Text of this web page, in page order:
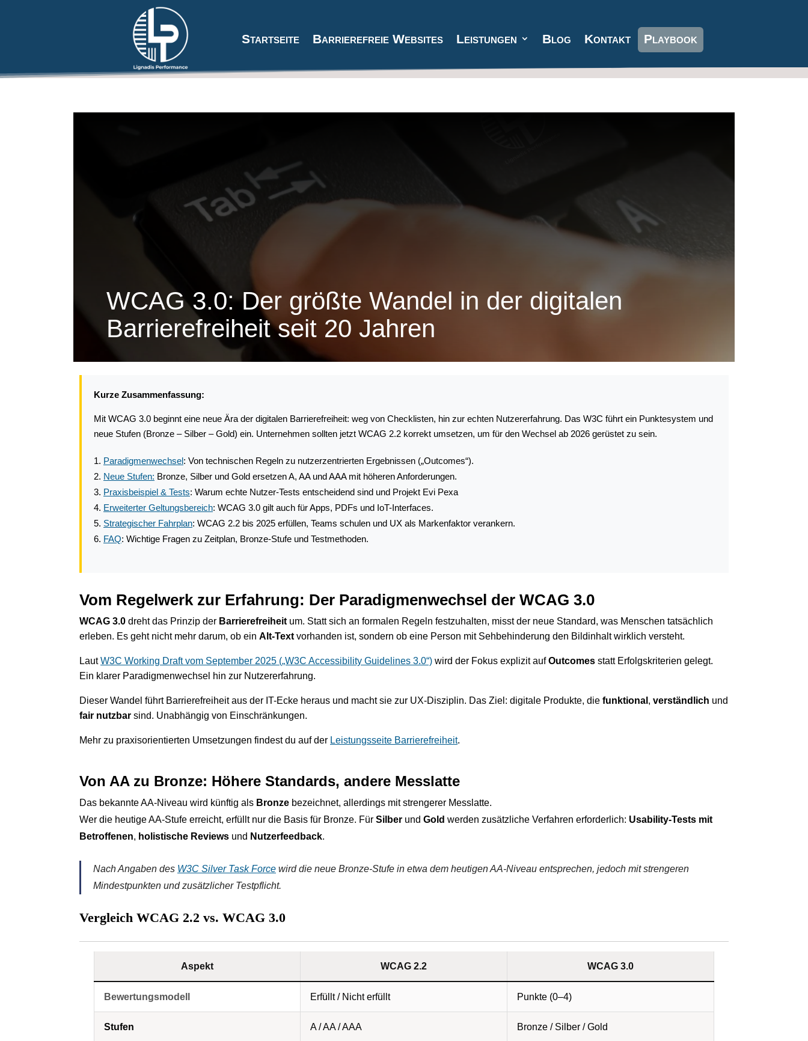
Startseite Barrierefreie Websites Leistungen Blog Kontakt Playbook
WCAG 3.0: Der größte Wandel in der digitalen
Barrierefreiheit seit 20 Jahren
Kurze Zusammenfassung:
Mit WCAG 3.0 beginnt eine neue Ära der digitalen Barrierefreiheit: weg von Checklisten, hin zur echten Nutzererfahrung. Das W3C führt ein Punktesystem und
neue Stufen (Bronze – Silber – Gold) ein. Unternehmen sollten jetzt WCAG 2.2 korrekt umsetzen, um für den Wechsel ab 2026 gerüstet zu sein.
Paradigmenwechsel: Von technischen Regeln zu nutzerzentrierten Ergebnissen („Outcomes“).
Neue Stufen: Bronze, Silber und Gold ersetzen A, AA und AAA mit höheren Anforderungen.
Praxisbeispiel & Tests: Warum echte Nutzer-Tests entscheidend sind und Projekt Evi Pexa
Erweiterter Geltungsbereich: WCAG 3.0 gilt auch für Apps, PDFs und IoT-Interfaces.
Strategischer Fahrplan: WCAG 2.2 bis 2025 erfüllen, Teams schulen und UX als Markenfaktor verankern.
FAQ: Wichtige Fragen zu Zeitplan, Bronze-Stufe und Testmethoden.
Vom Regelwerk zur Erfahrung: Der Paradigmenwechsel der WCAG 3.0
WCAG 3.0 dreht das Prinzip der Barrierefreiheit um. Statt sich an formalen Regeln festzuhalten, misst der neue Standard, was Menschen tatsächlich
erleben. Es geht nicht mehr darum, ob ein Alt-Text vorhanden ist, sondern ob eine Person mit Sehbehinderung den Bildinhalt wirklich versteht.
LautW3C Working Draft vom September 2025 („W3C Accessibility Guidelines 3.0“) wird der Fokus explizit aufOutcomes statt Erfolgskriterien gelegt.
Ein klarer Paradigmenwechsel hin zur Nutzererfahrung.
Dieser Wandel führt Barrierefreiheit aus der IT-Ecke heraus und macht sie zur UX-Disziplin. Das Ziel: digitale Produkte, die funktional , verständlich und
fair nutzbar sind. Unabhängig von Einschränkungen.
Mehr zu praxisorientierten Umsetzungen findest du auf der Leistungsseite Barrierefreiheit.
Von AA zu Bronze: Höhere Standards, andere Messlatte
Das bekannte AA-Niveau wird künftig als Bronze bezeichnet, allerdings mit strengerer Messlatte.
Wer die heutige AA-Stufe erreicht, erfüllt nur die Basis für Bronze. Für Silber und Gold werden zusätzliche Verfahren erforderlich: Usability-Tests mit
Betroffenen, holistische Reviews und Nutzerfeedback.
Nach Angaben des W3C Silver Task Force wird die neue Bronze-Stufe in etwa dem heutigen AA-Niveau entsprechen, jedoch mit strengeren
Mindestpunkten und zusätzlicher Testpflicht.
Vergleich WCAG 2.2 vs. WCAG 3.0
Aspekt WCAG 2.2 WCAG 3.0
Bewertungsmodell Erfüllt / Nicht erfüllt Punkte (0–4)
Stufen A / AA / AAA Bronze / Silber / Gold